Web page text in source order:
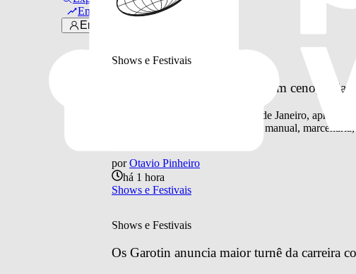
Em alta
Entrar
Shows e Festivais
Doce Maravilha 2026 aposta em cenografia
Quarta edição do festival, no Rio de Janeiro,
processos artesanais como pintura manual, marcenaria,
por Otavio Pinheiro
há 1 hora
Shows e Festivais
Shows e Festivais
Os Garotin anuncia maior turnê da carreira